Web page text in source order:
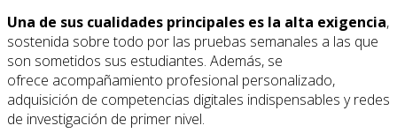
Una de sus cualidades principales es la alta exigencia,
sostenida sobre todo por las pruebas semanales a las que
son sometidos sus estudiantes. Además, se
ofrece acompañamiento profesional personalizado,
adquisición de competencias digitales indispensables y redes
de investigación de primer nivel.